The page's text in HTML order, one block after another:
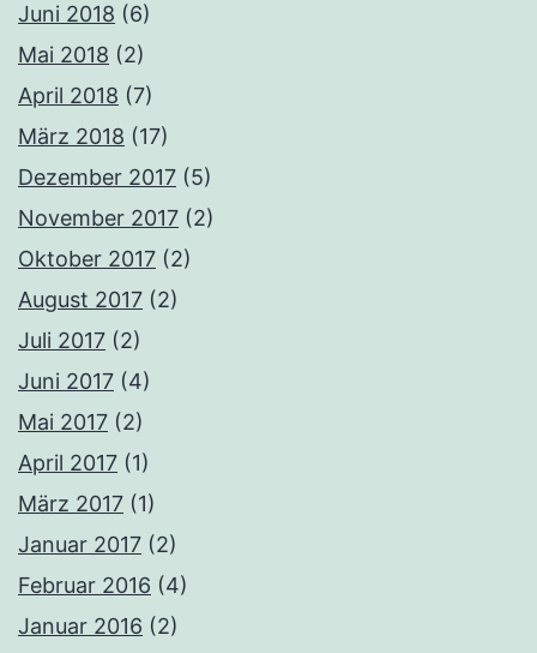
Juni 2018 (6)
Mai 2018 (2)
April 2018 (7)
März 2018 (17)
Dezember 2017 (5)
November 2017 (2)
Oktober 2017 (2)
August 2017 (2)
Juli 2017 (2)
Juni 2017 (4)
Mai 2017 (2)
April 2017 (1)
März 2017 (1)
Januar 2017 (2)
Februar 2016 (4)
Januar 2016 (2)